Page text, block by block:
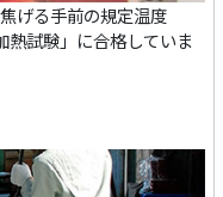
げる手前の規定温度
試験」に合格していま